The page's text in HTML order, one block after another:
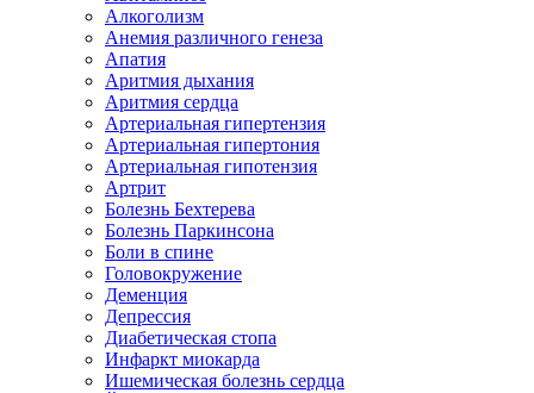
Алкоголизм
Анемия различного генеза
Апатия
Аритмия дыхания
Аритмия сердца
Артериальная гипертензия
Артериальная гипертония
Артериальная гипотензия
Артрит
Болезнь Бехтерева
Болезнь Паркинсона
Боли в спине
Головокружение
Деменция
Депрессия
Диабетическая стопа
Инфаркт миокарда
Ишемическая болезнь сердца